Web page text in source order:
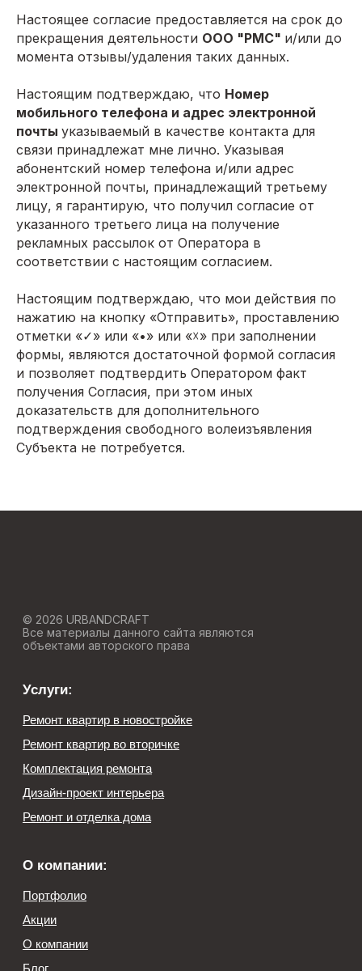
Настоящее согласие предоставляется на срок до
прекращения деятельности ООО "РМС" и/или до
момента отзывы/удаления таких данных.
Настоящим подтверждаю, что Номер
мобильного телефона и адрес электронной
почты указываемый в качестве контакта для
связи принадлежат мне лично. Указывая
абонентский номер телефона и/или адрес
электронной почты, принадлежащий третьему
лицу, я гарантирую, что получил согласие от
указанного третьего лица на получение
рекламных рассылок от Оператора в
соответствии с настоящим согласием.
Настоящим подтверждаю, что мои действия по
нажатию на кнопку «Отправить», проставлению
отметки «✓» или «•» или «☓» при заполнении
формы, являются достаточной формой согласия
и позволяет подтвердить Оператором факт
получения Согласия, при этом иных
доказательств для дополнительного
подтверждения свободного волеизъявления
Субъекта не потребуется.
© 2026 URBANDCRAFT
Все материалы данного сайта являются
объектами авторского права
Услуги:
Ремонт квартир в новостройке
Ремонт квартир во вторичке
Комплектация ремонта
Дизайн-проект интерьера
Ремонт и отделка дома
О компании:
Портфолио
Акции
О компании
Юридическая информация:
Подпишитесь
ООО «РМС», ИНН: 9725167331